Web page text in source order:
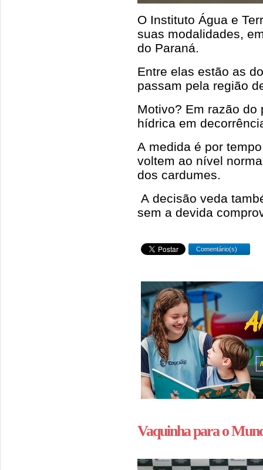
O Instituto Água e
suas modalidades,
do Paraná.
Entre elas estão as
passam pela região
Motivo? Em razão
hídrica em
A medida é por
voltem ao nível
dos cardumes.
A decisão veda
sem a devida
Comentário(s)
Vaquinha para o